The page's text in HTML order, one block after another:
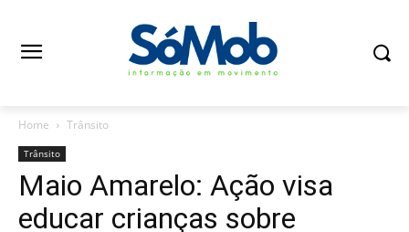
Home Trânsito
Trânsito
Maio Amarelo: Ação visa
educar crianças sobre